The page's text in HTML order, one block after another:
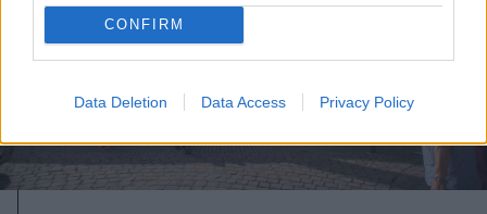
CONFIRM
Data Deletion Data Access Privacy Policy